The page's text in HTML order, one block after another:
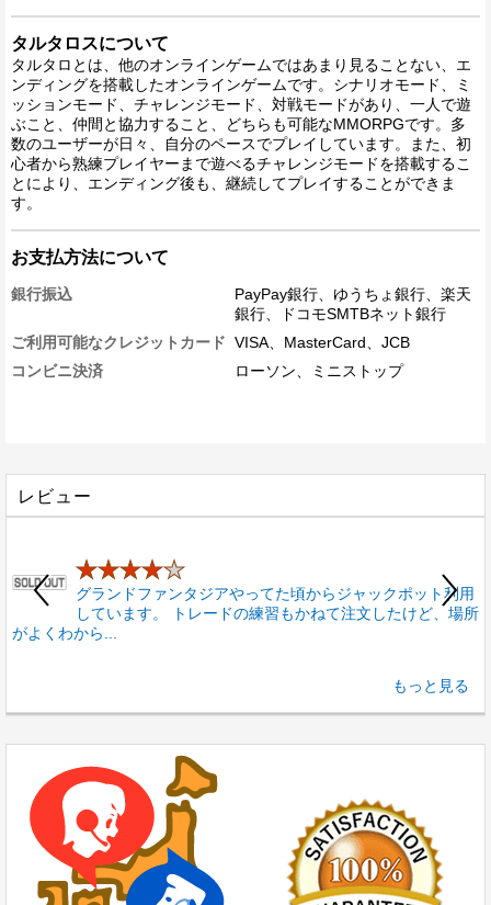
タルタロスについて
タルタロとは、他のオンラインゲームではあまり見ることない、エ
ンディングを搭載したオンラインゲームです。シナリオモード、ミ
ッションモード、チャレンジモード、対戦モードがあり、一人で遊
ぶこと、仲間と協力すること、どちらも可能なMMORPGです。多
数のユーザーが日々、自分のペースでプレイしています。また、初
心者から熟練プレイヤーまで遊べるチャレンジモードを搭載するこ
とにより、エンディング後も、継続してプレイすることができま
す。
お支払方法について
銀行振込
PayPay銀行、ゆうちょ銀行、楽天
銀行、ドコモSMTBネット銀行
ご利用可能なクレジットカード VISA、MasterCard、JCB
コンビニ決済
ローソン、ミニストップ
レビュー
★★★★★
グランドファンタジアやってた頃からジャックポット利用
しています。 トレードの練習もかねて注文したけど、場所
がよくわから...
もっと見る